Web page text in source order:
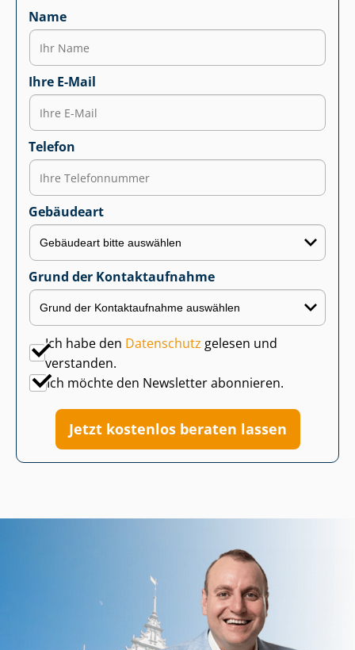
Name
Ihre E-Mail
Telefon
Gebäudeart
Grund der Kontaktaufnahme
Ich habe den Datenschutz gelesen und
verstanden.
Ich möchte den Newsletter abonnieren.
Jetzt kostenlos beraten lassen